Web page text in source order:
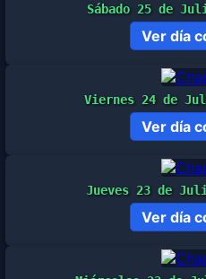
Sábado 25 de
Ver día
Viernes 24 de
Ver día
Jueves 23 de
Ver día